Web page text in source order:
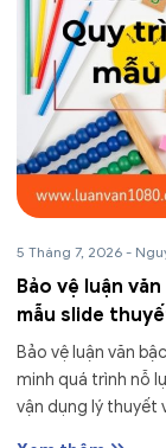
5 Tháng 7, 2026 -
Bảo vệ luận
mẫu slide
Bảo vệ luận văn
minh quá trình nỗ
vận dụng lý thuyết